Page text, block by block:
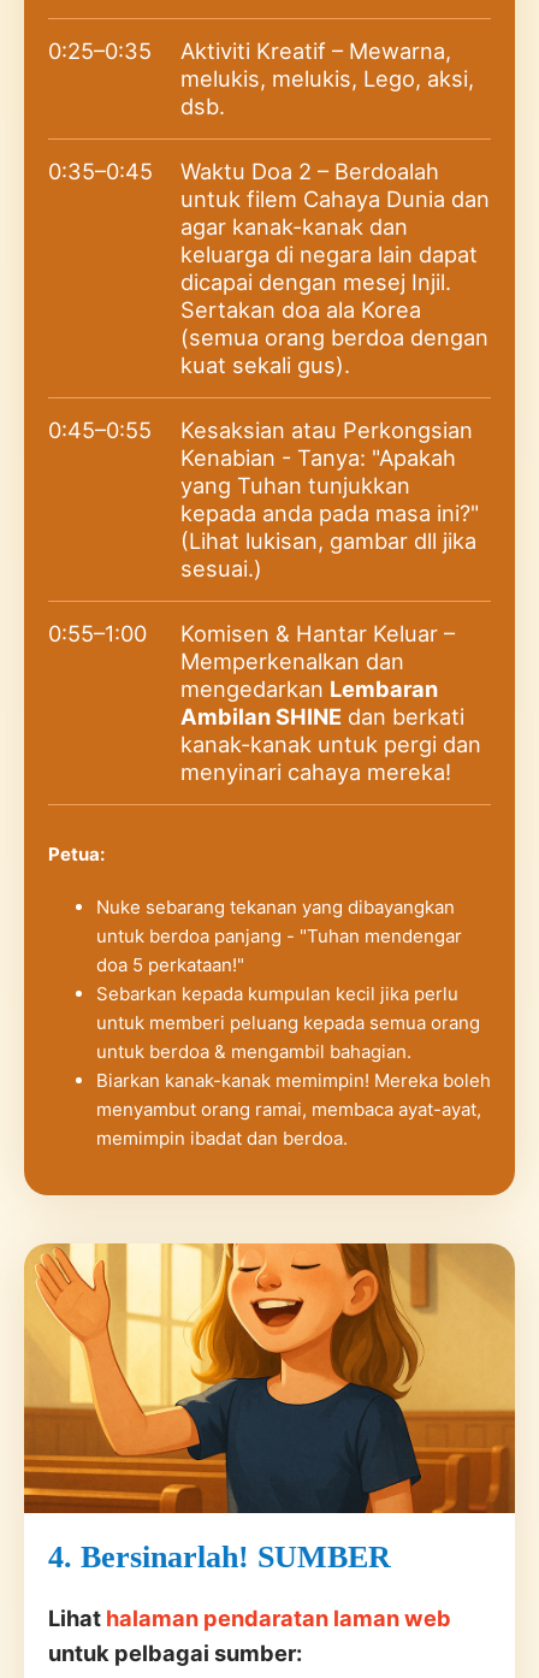
0:25–0:35
Aktiviti Kreatif – Mewarna,
melukis, melukis, Lego, aksi,
dsb.
0:35–0:45
Waktu Doa 2 – Berdoalah
untuk filem Cahaya Dunia dan
agar kanak-kanak dan
keluarga di negara lain dapat
dicapai dengan mesej Injil.
Sertakan doa ala Korea
(semua orang berdoa dengan
kuat sekali gus).
0:45–0:55
Kesaksian atau Perkongsian
Kenabian - Tanya: "Apakah
yang Tuhan tunjukkan
kepada anda pada masa ini?"
(Lihat lukisan, gambar dll jika
sesuai.)
0:55–1:00
Komisen & Hantar Keluar –
Memperkenalkan dan
mengedarkan Lembaran
Ambilan SHINE dan berkati
kanak-kanak untuk pergi dan
menyinari cahaya mereka!
Petua:
Nuke sebarang tekanan yang dibayangkan
untuk berdoa panjang - "Tuhan mendengar
doa 5 perkataan!"
Sebarkan kepada kumpulan kecil jika perlu
untuk memberi peluang kepada semua orang
untuk berdoa & mengambil bahagian.
Biarkan kanak-kanak memimpin! Mereka boleh
menyambut orang ramai, membaca ayat-ayat,
memimpin ibadat dan berdoa.
4. Bersinarlah! SUMBER
Lihat halaman pendaratan laman web
untuk pelbagai sumber: